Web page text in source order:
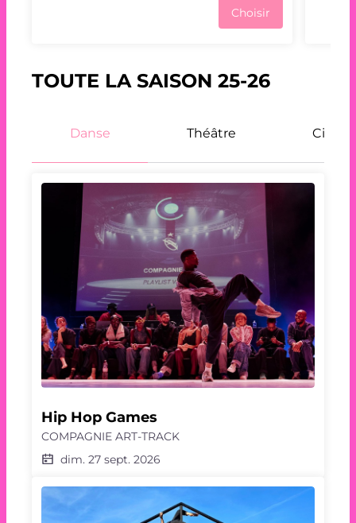
Choisir
TOUTE LA SAISON 25-26
Danse Théâtre
Hip Hop Games
COMPAGNIE ART-TRACK
dim. 27 sept. 2026